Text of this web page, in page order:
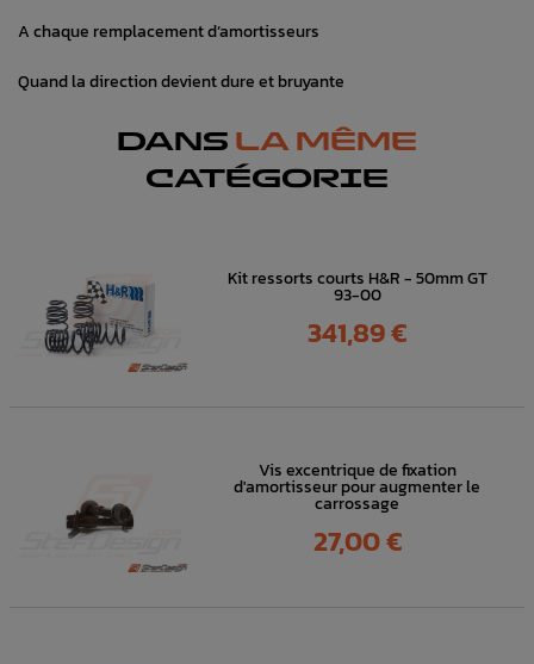
A chaque remplacement d’amortisseurs
Quand la direction devient dure et bruyante
DANS LA MÊME
CATÉGORIE
Kit ressorts courts H&R - 50mm GT
93-00
Prix
341,89 €
Vis excentrique de fixation
d'amortisseur pour augmenter le
carrossage
Prix
27,00 €